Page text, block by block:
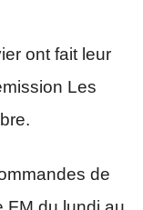
ont fait leur
Les
de